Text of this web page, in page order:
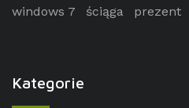
windows 7
ściąga prezent
Kategorie